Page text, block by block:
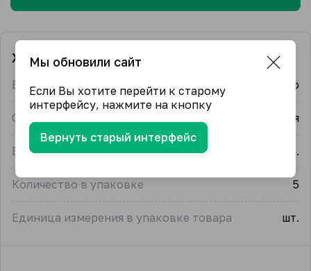
Характеристики
Бренд Nako
Страна-производитель Турция
Единица измерения упак.
Количество в упаковке 5
Единица измерения в упаковке товара шт.
Мы обновили сайт
Если Вы хотите перейти к старому
интерфейсу, нажмите на кнопку
Вернуть старый интерфейс